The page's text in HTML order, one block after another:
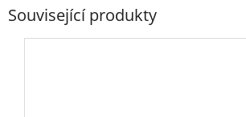
Související produkty